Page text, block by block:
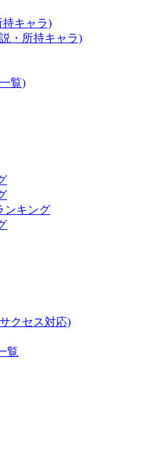
持キャラ)
・所持キャラ)
覧)
ンキング
クセス対応)
覧